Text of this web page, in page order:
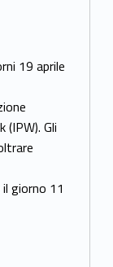
19 aprile
(IPW). Gli
giorno 11